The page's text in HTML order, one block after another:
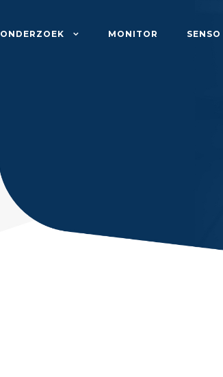
ONDERZOEK MONITOR SENSO